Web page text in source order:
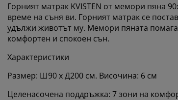
Горният матрак KVISTEN от мемори пяна
време на съня ви. Горният матрак се
удължи животът му. Мемори пяната помага
комфортен и спокоен сън.
Характеристики
Размер: Ш90 x Д200 см. Височина: 6 см
Целенасочена поддръжка: 7 зони на